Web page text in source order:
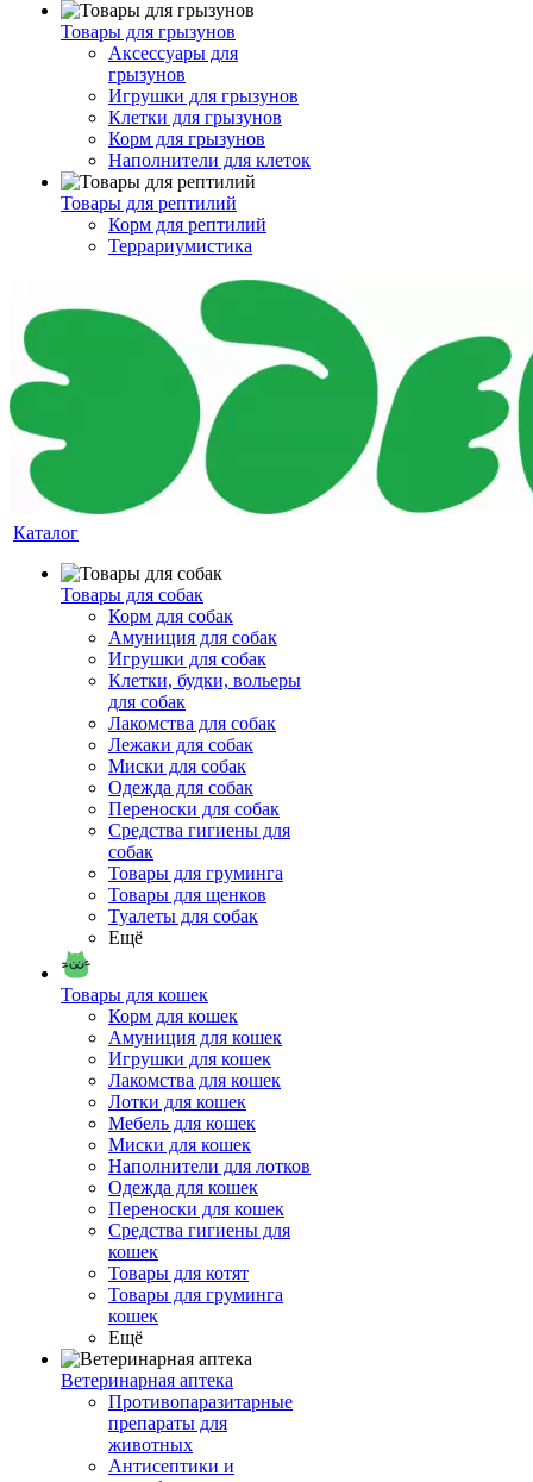
Товары для грызунов
Аксессуары для
грызунов
Игрушки для грызунов
Клетки для грызунов
Корм для грызунов
Наполнители для клеток
Товары для рептилий
Корм для рептилий
Террариумистика
Каталог
Товары для собак
Корм для собак
Амуниция для собак
Игрушки для собак
Клетки, будки, вольеры
для собак
Лакомства для собак
Лежаки для собак
Миски для собак
Одежда для собак
Переноски для собак
Средства гигиены для
собак
Товары для груминга
Товары для щенков
Туалеты для собак
Ещё
Товары для кошек
Корм для кошек
Амуниция для кошек
Игрушки для кошек
Лакомства для кошек
Лотки для кошек
Мебель для кошек
Миски для кошек
Наполнители для лотков
Одежда для кошек
Переноски для кошек
Средства гигиены для
кошек
Товары для котят
Товары для груминга
кошек
Ещё
Ветеринарная аптека
Противопаразитарные
препараты для
животных
Антисептики и